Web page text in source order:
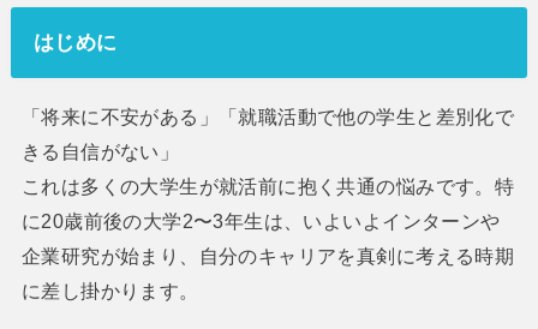
はじめに
「将来に不安がある」「就職活動で他の学生と差別化で
きる自信がない」
これは多くの大学生が就活前に抱く共通の悩みです。特
に20歳前後の大学2〜3年生は、いよいよインターンや
企業研究が始まり、自分のキャリアを真剣に考える時期
に差し掛かります。